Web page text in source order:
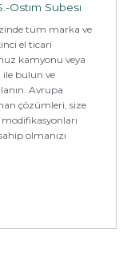
Ostım Subesı
tüm marka ve
el ticari
kamyonu veya
bulun ve
Avrupa
çözümleri, size
olmanızı